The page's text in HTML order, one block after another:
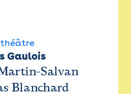
théâtre
Gaulois
Salvan
Blanchard